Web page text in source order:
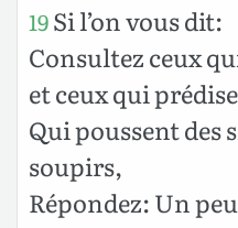
19Si l’on vous dit:
Consultez ceux
et ceux qui
Qui poussent des
soupirs,
Répondez: Un